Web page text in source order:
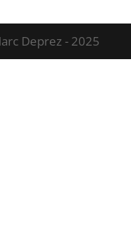
Deprez - 2025